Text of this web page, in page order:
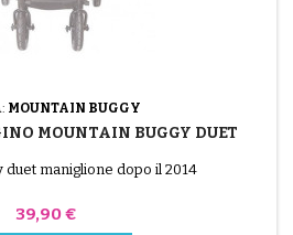
MOUNTAIN BUGGY
MOUNTAIN BUGGY DUET
duet maniglione dopo il 2014
Prezzo
39,90 €